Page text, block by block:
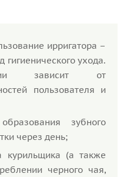
ирригатора –
ухода.
зависит от
пользователя и
зубного
через день;
курильщика (а также
черного чая,